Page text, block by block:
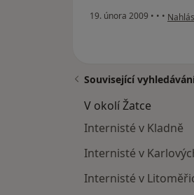
19. února 2009 • • • podle
Související
V okolí Žatce
Internisté v Kladně
Internisté v
Internisté v